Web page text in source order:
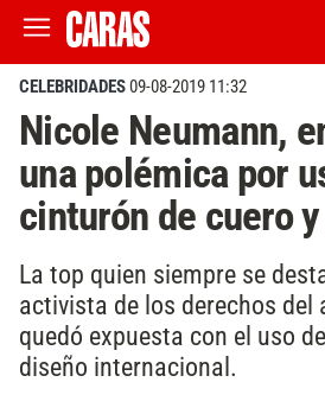
CELEBRIDADES09-08-2019 11:32
Nicole Neumann,
una polémica por
cinturón de cuero
La top quien siempre se
activista de los derechos del
quedó expuesta con el uso
diseño internacional.